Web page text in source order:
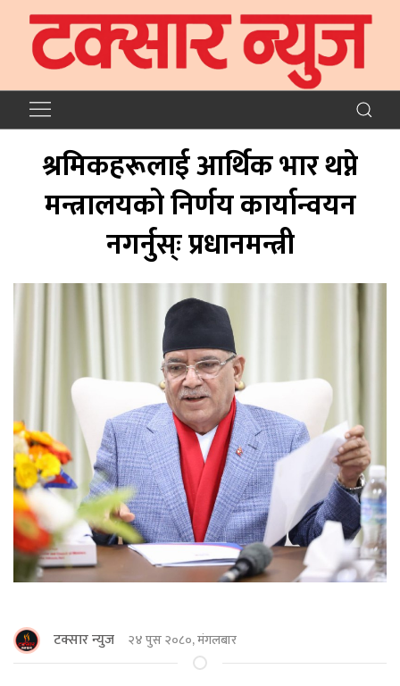
श्रमिकहरूलाई आर्थिक भार थप्ने
मन्त्रालयको निर्णय कार्यान्वयन
नगर्नुस्ः प्रधानमन्त्री
टक्सार न्युज २४ पुस २०८०, मंगलबार